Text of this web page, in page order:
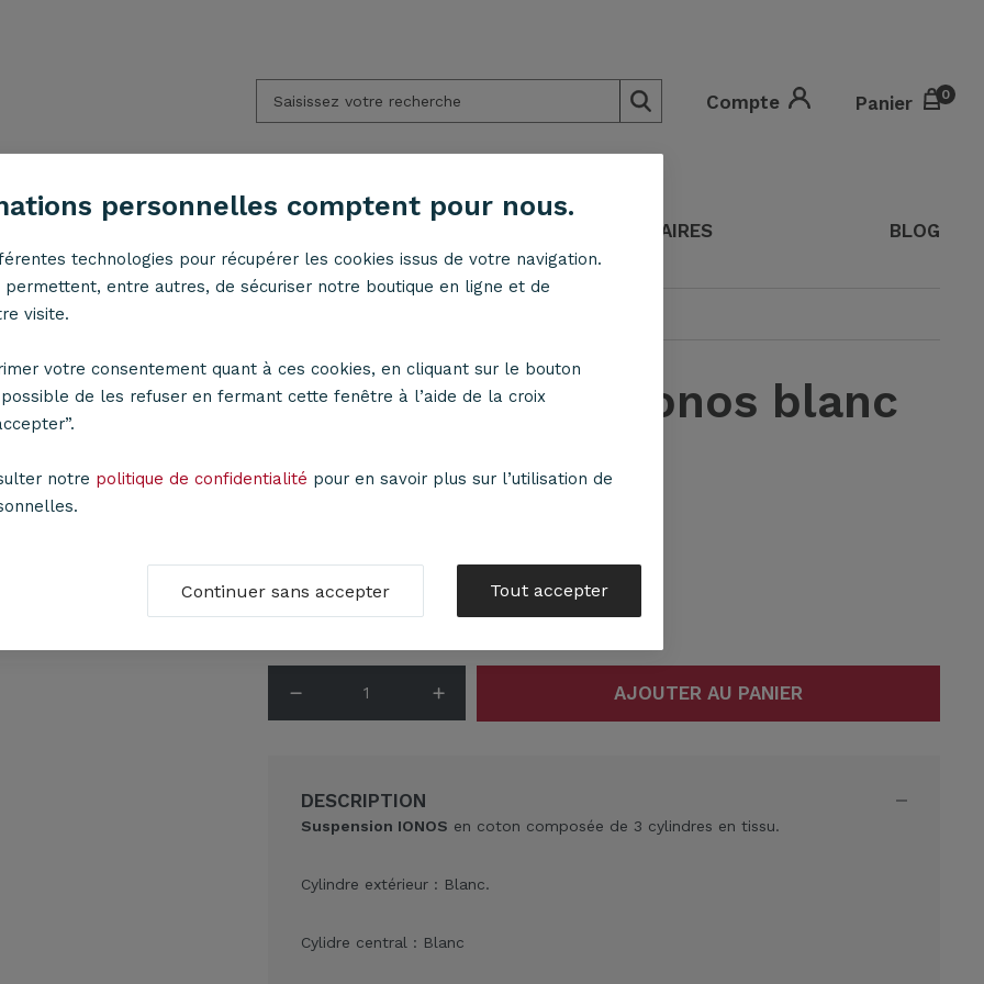
Panier 0
0
Compte
BONNES AFFAIRES BLOG
Suspension GM Ionos blanc
Suspension GM Ionos blanc
74,90€
AJOUTER AU PANIER
DESCRIPTION
Suspension IONOS en coton composée de 3 cylindres en tissu.
Cylindre extérieur : Blanc.
Cylidre central : Blanc
personnelles comptent pour nous.
technologies pour récupérer les cookies issus de votre navigation.
permettent, entre autres, de sécuriser notre boutique en ligne et de
visite.
votre consentement quant à ces cookies, en cliquant sur le bouton
possible de les refuser en fermant cette fenêtre à l’aide de la croix
notre politique de confidentialité pour en savoir plus sur l’utilisation de
Continuer sans accepter Tout accepter